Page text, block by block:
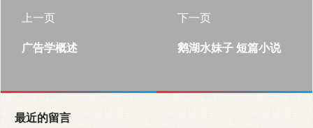
上一页
广告学概述
下一页
鹅湖水妹子 短篇小说
最近的留言